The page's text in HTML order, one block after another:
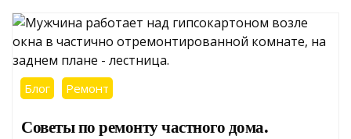
Блог Ремонт
Советы по ремонту частного дома.